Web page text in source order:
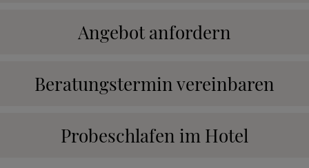
Angebot anfordern
Beratungstermin vereinbaren
Probeschlafen im Hotel